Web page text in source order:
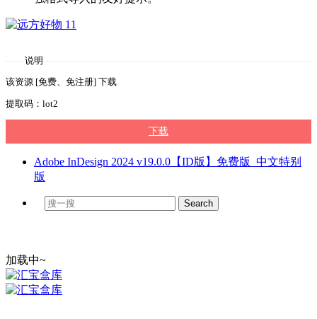
说明
该资源 [免费、免注册] 下载
提取码：lot2
下载
Adobe InDesign 2024 v19.0.0【ID版】免费版_中文特别
版
加载中~